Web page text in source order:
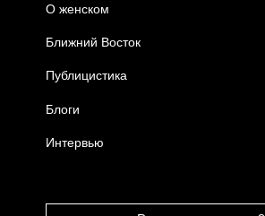
О женском
Ближний Восток
Публицистика
Блоги
Интервью